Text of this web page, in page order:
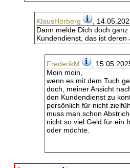
KlausHörberg
,
Dann melde Dich doch
Kundendienst, das ist deren
FrederikM
,
Moin moin,
wenn es mit dem Tuch
doch, meiner Ansicht
den Kundendienst zu
persönlich für nicht
muss man schon
nicht so viel Geld für ein
oder möchte.